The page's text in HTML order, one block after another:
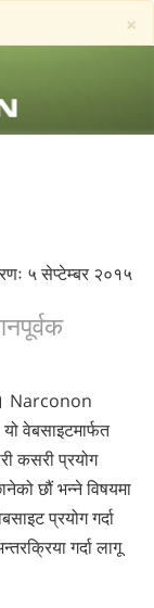
×
Hebrew
本語 (Japanese)
५ सेप्टेम्बर २०१५
Narconon
वेबसाइटमार्फत
कसरी प्रयोग
छौं भन्ने विषयमा
प्रयोग गर्दा
गर्दा लागू